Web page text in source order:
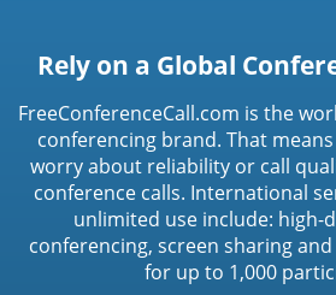
Rely on a Global
FreeConferenceCall.com is the
conferencing brand. That
worry about reliability or call
conference calls. International
unlimited use include: high-
conferencing, screen sharing
for up to 1,000